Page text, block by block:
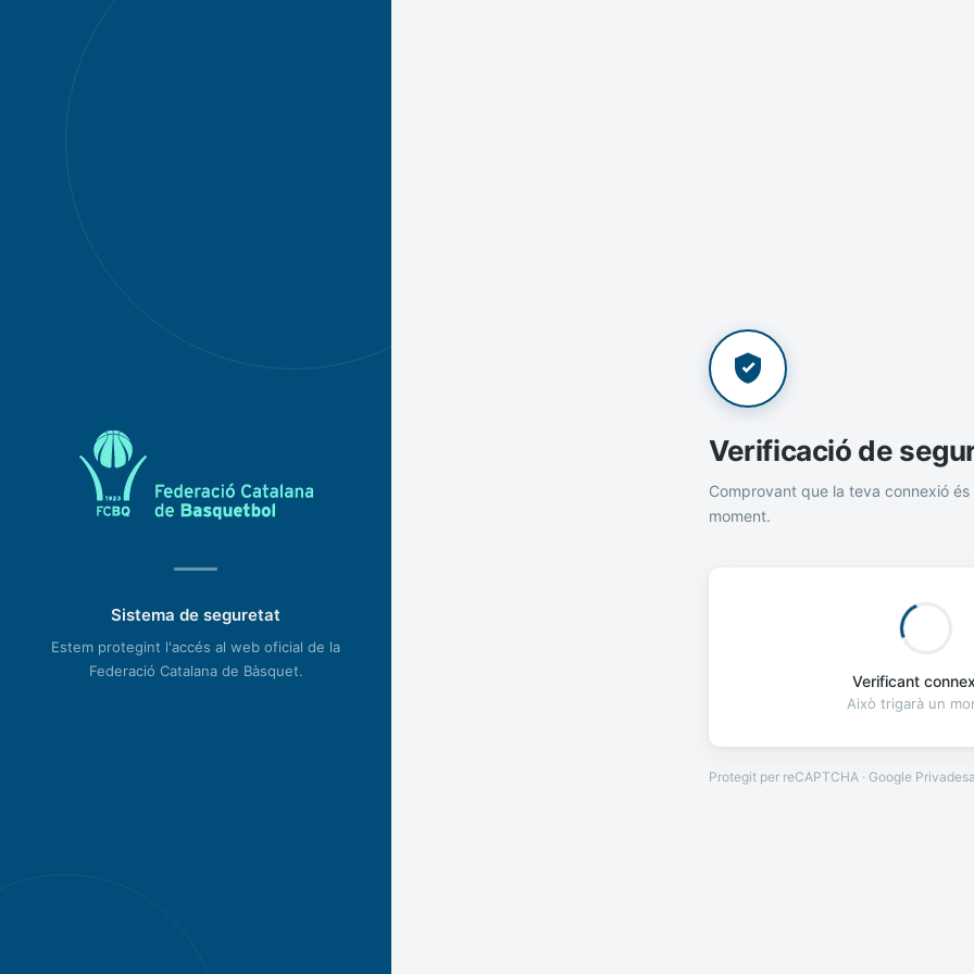
Sistema de seguretat
Estem protegint l'accés al web oficial de la
Federació Catalana de Bàsquet.
Verificació de
Comprovant que la teva connexió és
moment.
Verificant
Això trigarà un
Protegit per reCAPTCHA · Google Privadesa